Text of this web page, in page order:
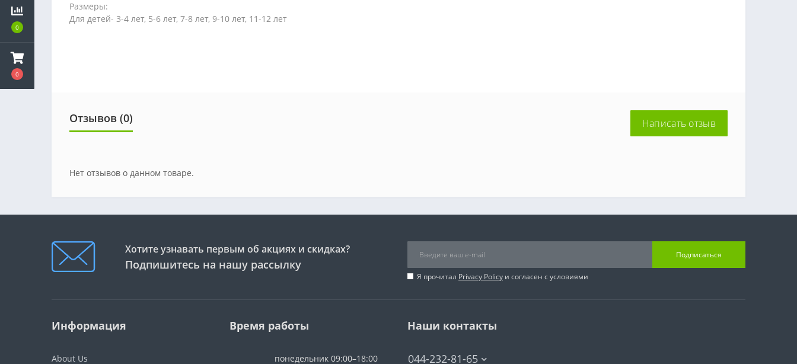
0
0
Размеры:
Для детей- 3-4 лет, 5-6 лет, 7-8 лет, 9-10 лет, 11-12 лет
Отзывов (0) Написать отзыв
Нет отзывов о данном товаре.
Хотите узнавать первым об акциях и скидках?
Подпишитесь на нашу рассылку
Подписаться
Я прочитал Privacy Policy и согласен с условиями
Информация
About Us
Время работы
понедельник 09:00–18:00
Наши контакты
044-232-81-65